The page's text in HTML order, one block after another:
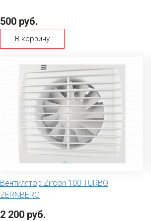
500 руб.
В корзину
Вентилятор Zircon 100 TURBO
ZERNBERG
2 200 руб.